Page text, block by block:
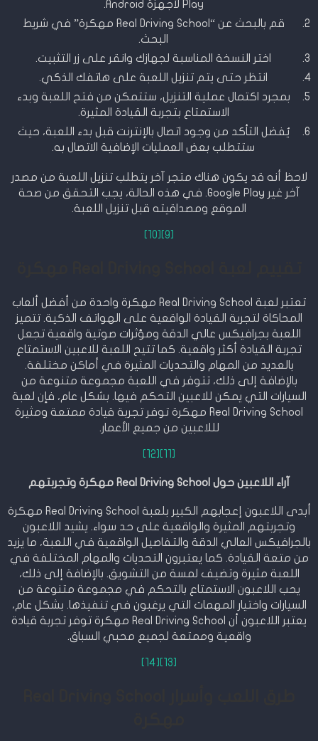
Play لأجهزة Android.
قم بالبحث عن “Real Driving School مهكرة” في شريط
البحث.
اختر النسخة المناسبة لجهازك وانقر على زر التثبيت.
انتظر حتى يتم تنزيل اللعبة على هاتفك الذكي.
بمجرد اكتمال عملية التنزيل، ستتمكن من فتح اللعبة وبدء
الاستمتاع بتجربة القيادة المثيرة.
يُفضل التأكد من وجود اتصال بالإنترنت قبل بدء اللعبة، حيث
ستتطلب بعض العمليات الإضافية الاتصال به.
لاحظ أنه قد يكون هناك متجر آخر يتطلب تنزيل اللعبة من مصدر
آخر غير Google Play. في هذه الحالة، يجب التحقق من صحة
الموقع ومصداقيته قبل تنزيل اللعبة.
[9]
[10]
تعتبر لعبة Real Driving School مهكرة واحدة من أفضل ألعاب
المحاكاة لتجربة القيادة الواقعية على الهواتف الذكية. تتميز
اللعبة بجرافيكس عالي الدقة ومؤثرات صوتية واقعية تجعل
تجربة القيادة أكثر واقعية. كما تتيح اللعبة للاعبين الاستمتاع
بالعديد من المهام والتحديات المثيرة في أماكن مختلفة.
بالإضافة إلى ذلك، تتوفر في اللعبة مجموعة متنوعة من
السيارات التي يمكن للاعبين التحكم فيها. بشكل عام، فإن لعبة
Real Driving School مهكرة توفر تجربة قيادة ممتعة ومثيرة
لللاعبين من جميع الأعمار.
[11]
[12]
آراء اللاعبين حول Real Driving School مهكرة وتجربتهم
أبدى اللاعبون إعجابهم الكبير بلعبة Real Driving School مهكرة
وتجربتهم المثيرة والواقعية على حد سواء. يشيد اللاعبون
بالجرافيكس العالي الدقة والتفاصيل الواقعية في اللعبة، ما يزيد
من متعة القيادة. كما يعتبرون التحديات والمهام المختلفة في
اللعبة مثيرة وتضيف لمسة من التشويق. بالإضافة إلى ذلك،
يحب اللاعبون الاستمتاع بالتحكم في مجموعة متنوعة من
السيارات واختيار المهمات التي يرغبون في تنفيذها. بشكل عام،
يعتبر اللاعبون أن Real Driving School مهكرة توفر تجربة قيادة
واقعية وممتعة لجميع محبي السباق.
[13]
[14]